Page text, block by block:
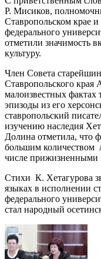
Р. Мисиков,
Ставропольском крае
федерального
отметили значимость
культуру.
Член Совета
Ставропольского края
малоизвестных фактах
эпизоды из его
ставропольский
изучению наследия
Долина отметила, что
большим количеством
числе прижизненными
Стихи К. Хетагурова
языках в исполнении
федерального
стал народный